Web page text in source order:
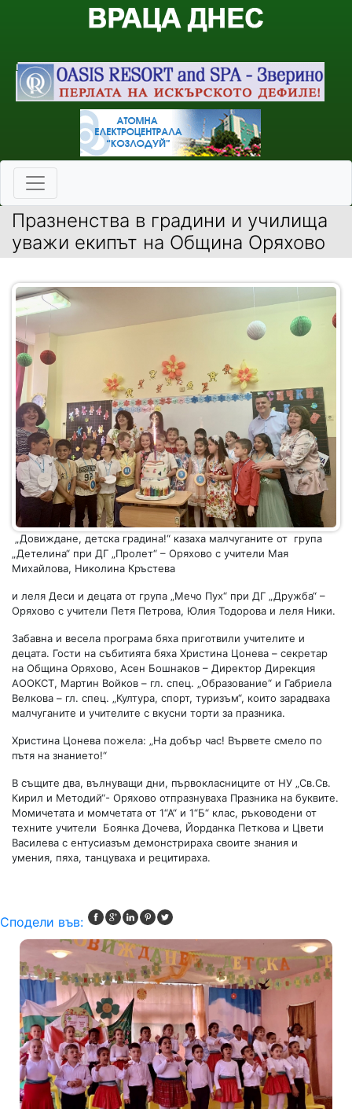
Празненства в градини и училища
уважи екипът на Община Оряхово
„Довиждане, детска градина!“ казаха малчуганите от група
„Детелина“ при ДГ „Пролет“ – Оряхово с учители Мая
Михайлова, Николина Кръстева
и леля Деси и децата от група „Мечо Пух“ при ДГ „Дружба“ –
Оряхово с учители Петя Петрова, Юлия Тодорова и леля Ники.
Забавна и весела програма бяха приготвили учителите и
децата. Гости на събитията бяха Христина Цонева – секретар
на Община Оряхово, Асен Бошнаков – Директор Дирекция
АООКСТ, Мартин Войков – гл. спец. „Образование“ и Габриела
Велкова – гл. спец. „Култура, спорт, туризъм“, които зарадваха
малчуганите и учителите с вкусни торти за празника.
Христина Цонева пожела: „На добър час! Вървете смело по
пътя на знанието!“
В същите два, вълнуващи дни, първокласниците от НУ „Св.Св.
Кирил и Методий“- Оряхово отпразнуваха Празника на буквите.
Момичетата и момчетата от 1“А“ и 1“Б“ клас, ръководени от
техните учители Боянка Дочева, Йорданка Петкова и Цвети
Василева с ентусиазъм демонстрираха своите знания и
умения, пяха, танцуваха и рецитираха.
Сподели във: